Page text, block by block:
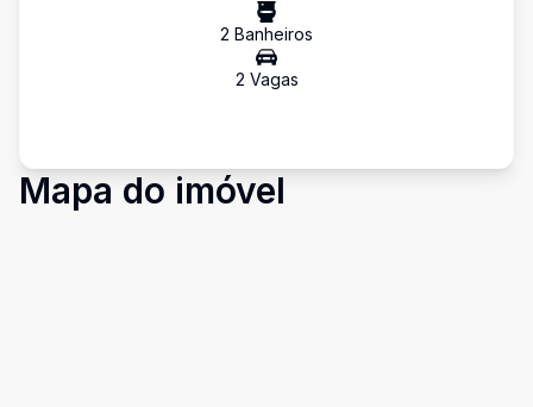
2 Banheiros
2 Vagas
Mapa do imóvel